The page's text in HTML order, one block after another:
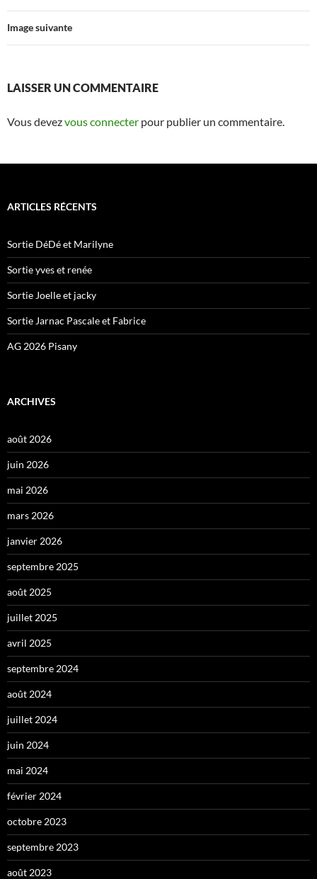
Image suivante
LAISSER UN COMMENTAIRE
Vous devezvous connecter pour publier un commentaire.
ARTICLES RÉCENTS
Sortie DéDé et Marilyne
Sortie yves et renée
Sortie Joelle et jacky
Sortie Jarnac Pascale et Fabrice
AG 2026 Pisany
ARCHIVES
août 2026
juin 2026
mai 2026
mars 2026
janvier 2026
septembre 2025
août 2025
juillet 2025
avril 2025
septembre 2024
août 2024
juillet 2024
juin 2024
mai 2024
février 2024
octobre 2023
septembre 2023
août 2023